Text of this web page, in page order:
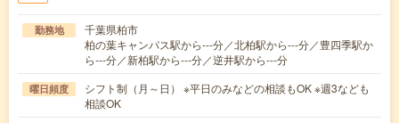
勤務地
千葉県柏市
柏の葉キャンパス駅から---分／北柏駅から---分／豊四季駅か
ら---分／新柏駅から---分／逆井駅から---分
曜日頻度
シフト制（月～日） ※平日のみなどの相談もOK ※週3なども
相談OK